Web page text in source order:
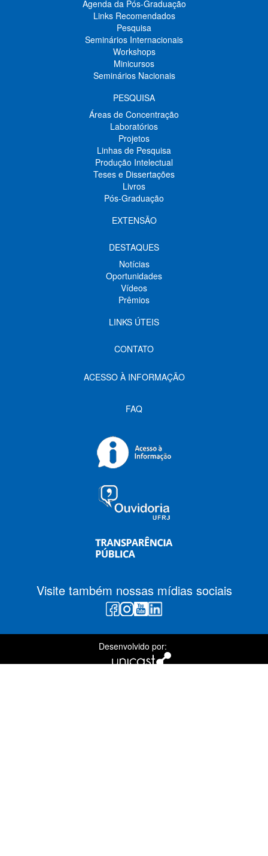
Agenda da Pós-Graduação
Links Recomendados
Pesquisa
Seminários Internacionais
Workshops
Minicursos
Seminários Nacionais
PESQUISA
Áreas de Concentração
Laboratórios
Projetos
Linhas de Pesquisa
Produção Intelectual
Teses e Dissertações
Livros
Pós-Graduação
EXTENSÃO
DESTAQUES
Notícias
Oportunidades
Vídeos
Prêmios
LINKS ÚTEIS
CONTATO
ACESSO À INFORMAÇÃO
FAQ
Visite também nossas mídias sociais
Desenvolvido por: